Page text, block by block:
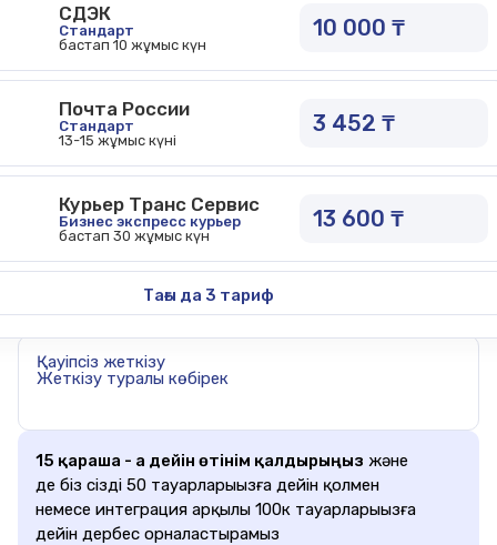
СДЭК
Стандарт
бастап 10 жұмыс күн
10 000 ₸
Почта России
Стандарт
13-15 жұмыс күні
3 452 ₸
Курьер Транс Сервис
Бизнес экспресс курьер
бастап 30 жұмыс күн
13 600 ₸
Тағы да 3 тариф
Қауіпсіз жеткізу
Жеткізу туралы көбірек
15 қараша - ға дейін өтінім қалдырыңыз және
де біз сіздің 50 тауарларыңызға дейін қолмен
немесе интеграция арқылы 100к тауарларыңызға
дейін дербес орналастырамыз